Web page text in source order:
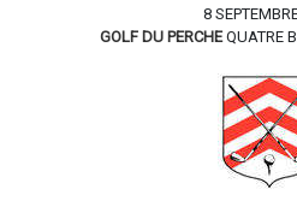
8
GOLF DU PERCHE QUATRE